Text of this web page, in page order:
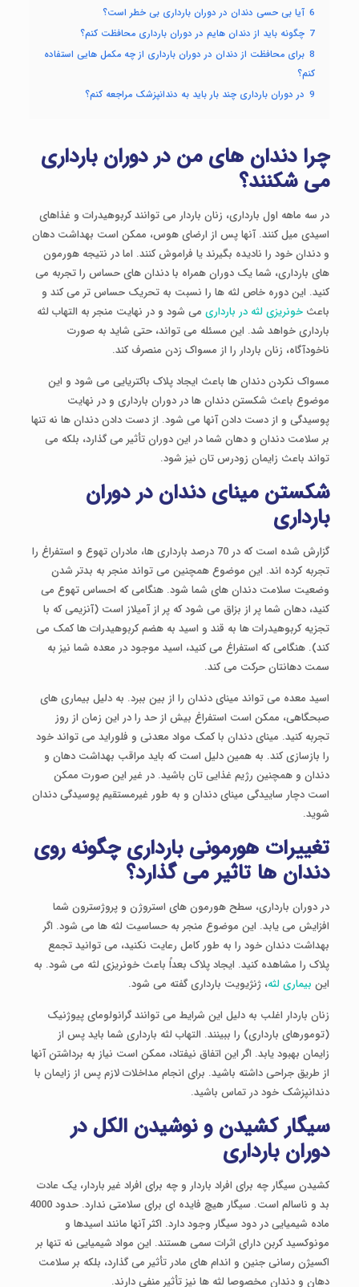
6 آیا بی حسی دندان در دوران بارداری بی خطر است؟
7 چگونه باید از دندان هایم در دوران بارداری محافظت کنم؟
8 برای محافظت از دندان در دوران بارداری از چه مکمل هایی استفاده
کنم؟
9 در دوران بارداری چند بار باید به دندانپزشک مراجعه کنم؟
چرا دندان های من در دوران بارداری
می شکنند؟
در سه ماهه اول بارداری، زنان باردار می توانند کربوهیدرات و غذاهای
اسیدی میل کنند. آنها پس از ارضای هوس، ممکن است بهداشت دهان
و دندان خود را نادیده بگیرند یا فراموش کنند. اما در نتیجه هورمون
های بارداری، شما یک دوران همراه با دندان های حساس را تجربه می
کنید. این دوره خاص لثه ها را نسبت به تحریک حساس تر می کند و
باعث خونریزی لثه در بارداریمی شود و در نهایت منجر به التهاب لثه
بارداری خواهد شد. این مسئله می تواند، حتی شاید به صورت
ناخودآگاه، زنان باردار را از مسواک زدن منصرف کند.
مسواک نکردن دندان ها باعث ایجاد پلاک باکتریایی می شود و این
موضوع باعث شکستن دندان ها در دوران بارداری و در نهایت
پوسیدگی و از دست دادن آنها می شود. از دست دادن دندان ها نه تنها
بر سلامت دندان و دهان شما در این دوران تأثیر می گذارد، بلکه می
تواند باعث زایمان زودرس تان نیز شود.
شکستن مینای دندان در دوران
بارداری
گزارش شده است که در 70 درصد بارداری ها، مادران تهوع و استفراغ را
تجربه کرده اند. این موضوع همچنین می تواند منجر به بدتر شدن
وضعیت سلامت دندان های شما شود. هنگامی که احساس تهوع می
کنید، دهان شما پر از بزاق می شود که پر از آمیلاز است (آنزیمی که با
تجزیه کربوهیدرات ها به قند و اسید به هضم کربوهیدرات ها کمک می
کند). هنگامی که استفراغ می کنید، اسید موجود در معده شما نیز به
سمت دهان­تان حرکت می کند.
اسید معده می تواند مینای دندان را از بین ببرد. به دلیل بیماری های
صبحگاهی، ممکن است استفراغ بیش از حد را در این زمان از روز
تجربه کنید. مینای دندان با کمک مواد معدنی و فلوراید می تواند خود
را بازسازی کند. به همین دلیل است که باید مراقب بهداشت دهان و
دندان و همچنین رژیم غذایی تان باشید. در غیر این صورت ممکن
است دچار ساییدگی مینای دندان و به طور غیرمستقیم پوسیدگی دندان
شوید.
تغییرات هورمونی بارداری چگونه روی
دندان ها تاثیر می گذارد؟
در دوران بارداری، سطح هورمون های استروژن و پروژسترون شما
افزایش می یابد. این موضوع منجر به حساسیت لثه ها می شود. اگر
بهداشت دندان خود را به طور کامل رعایت نکنید، می توانید تجمع
پلاک را مشاهده کنید. ایجاد پلاک بعداً باعث خونریزی لثه می شود. به
این بیماری لثه، ژنژیویت بارداری گفته می شود.
زنان باردار اغلب به دلیل این شرایط می توانند گرانولومای پیوژنیک
(تومورهای بارداری) را ببینند. التهاب لثه بارداری شما باید پس از
زایمان بهبود یابد. اگر این اتفاق نیفتاد، ممکن است نیاز به برداشتن آنها
از طریق جراحی داشته باشید. برای انجام مداخلات لازم پس از زایمان با
دندانپزشک خود در تماس باشید.
سیگار کشیدن و نوشیدن الکل در
دوران بارداری
کشیدن سیگار چه برای افراد باردار و چه برای افراد غیر باردار، یک عادت
بد و ناسالم است. سیگار هیچ فایده ای برای سلامتی ندارد. حدود 4000
ماده شیمیایی در دود سیگار وجود دارد. اکثر آنها مانند اسیدها و
مونوکسید کربن دارای اثرات سمی هستند. این مواد شیمیایی نه تنها بر
اکسیژن رسانی جنین و اندام های مادر تأثیر می گذارد، بلکه بر سلامت
دهان و دندان مخصوصا لثه ها نیز تأثیر منفی دارند.